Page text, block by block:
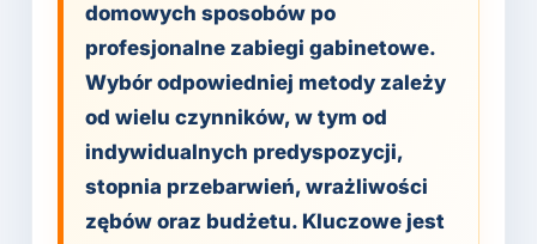
domowych sposobów po
profesjonalne zabiegi gabinetowe.
Wybór odpowiedniej metody zależy
od wielu czynników, w tym od
indywidualnych predyspozycji,
stopnia przebarwień, wrażliwości
zębów oraz budżetu. Kluczowe jest